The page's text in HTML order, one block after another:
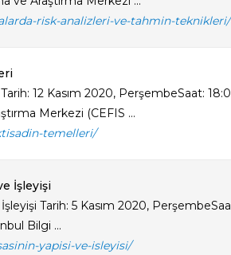
risk-analizleri-ve-tahmin-teknikleri/
12 Kasım 2020, PerşembeSaat:
Merkezi (CEFIS ...
temelleri/
İşleyişi
İşleyişi Tarih: 5 Kasım 2020,
Bilgi ...
yapisi-ve-isleyisi/